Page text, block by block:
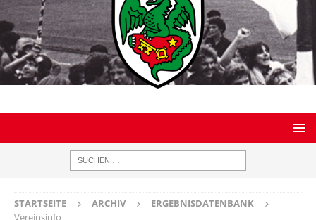
STARTSEITE ARCHIV
ERGEBNISDATENBANK
Vereinsinfo